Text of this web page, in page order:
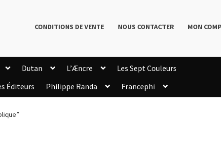
CONDITIONS DE VENTE NOUS CONTACTER MON
Dutan L’Æncre
Les Sept Couleurs
Éditeurs Philippe Randa
Francephi